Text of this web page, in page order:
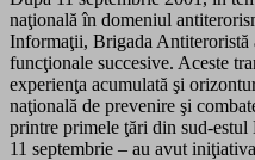
naţională în domeniul
Informaţii, Brigada Antiteroristă
funcţionale succesive. Aceste
experienţa acumulată şi
naţională de prevenire şi
printre primele ţări din sud-estul
11 septembrie – au avut